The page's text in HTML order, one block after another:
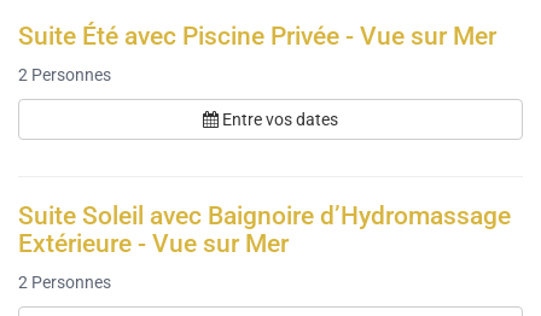
Suite Été avec Piscine Privée - Vue sur Mer
2 Personnes
Entre vos dates
Suite Soleil avec Baignoire d’Hydromassage
Extérieure - Vue sur Mer
2 Personnes